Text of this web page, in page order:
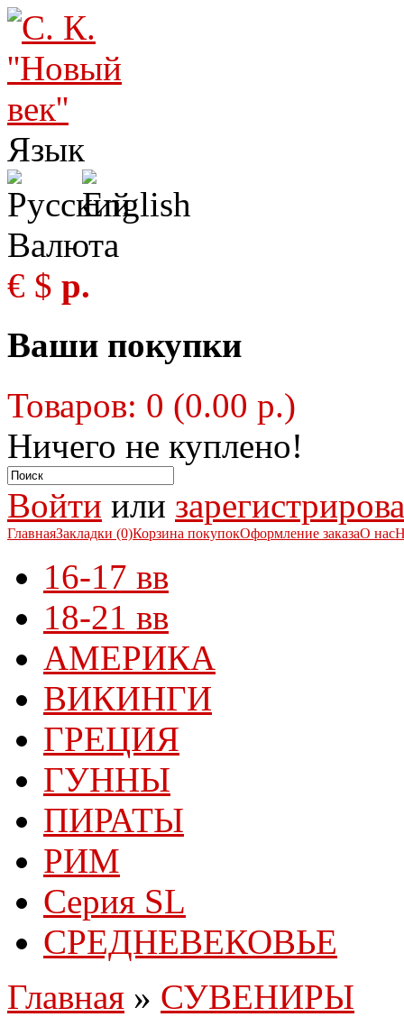
Язык
Валюта
€ $ р.
Ваши покупки
Товаров: 0 (0.00 р.)
Ничего не куплено!
Войти или
ГлавнаяЗакладки (0)Корзина покупокОформление заказаО нас
16-17 вв
18-21 вв
АМЕРИКА
ВИКИНГИ
ГРЕЦИЯ
ГУННЫ
ПИРАТЫ
РИМ
Серия SL
СРЕДНЕВЕКОВЬЕ
Главная » СУВЕНИРЫ